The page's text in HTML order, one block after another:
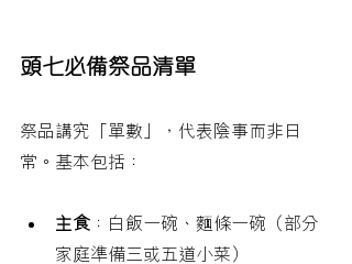
頭七必備祭品清單
祭品講究「單數」，代表陰事而非日
常。基本包括：
主食 ：白飯一碗、麵條一碗（部分
家庭準備三或五道小菜）